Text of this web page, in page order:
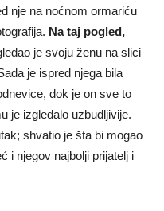
nje na noćnom ormariću
Na taj pogled,
je svoju ženu na slici
je ispred njega bila
dok je on sve to
je izgledalo uzbudljivije.
shvatio je šta bi mogao
i njegov najbolji prijatelj i